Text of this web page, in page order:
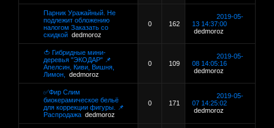
Парник Уражайный. Не
подлежит обложению
налогом Заказать со
скидкой dedmoroz
0 162
2019-05-
13 14:37:00
dedmoroz
🍅 Гибридные мини-
деревья "ЭКОДАР" 📌
Апелсин, Киви, Вишня,
Лимон,
dedmoroz
0 109
2019-05-
08 14:05:16
dedmoroz
✅Фир Слим
биокерамическое бельё
для коррекции фигуры. 📌
Распродажа dedmoroz
0 171
2019-05-
07 14:25:02
dedmoroz